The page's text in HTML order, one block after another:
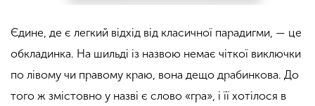
Єдине, де є легкий відхід від класичної парадигми, — це
обкладинка. На шильді із назвою немає чіткої виключки
по лівому чи правому краю, вона дещо драбинкова. До
того ж змістовно у назві є слово «гра», і її хотілося в